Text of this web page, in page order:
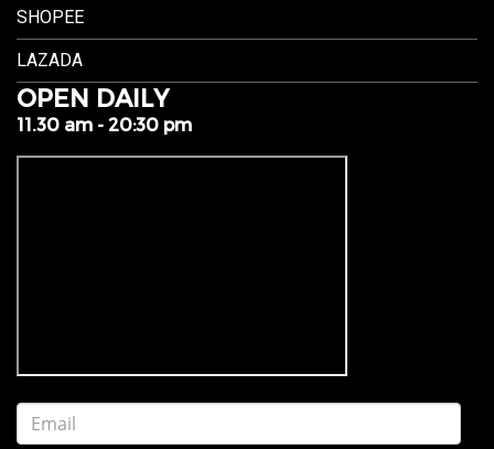
SHOPEE
LAZADA
OPEN DAILY
11.30 am - 20:30 pm